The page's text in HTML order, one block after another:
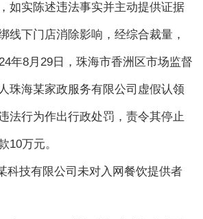
如实陈述违法事实并主动提供证据
线下门店消除影响，经综合裁量，
年8月29日，珠海市香洲区市场监督
珠海某家政服务有限公司虚假认领
法行为作出行政处罚，责令其停止
10万元。
技有限公司未对入网餐饮提供者